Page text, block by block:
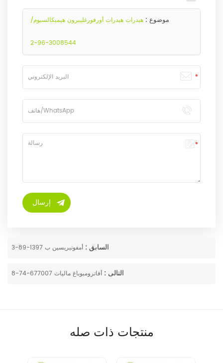
موضوع : هيدرات هيدرات أورفورغليبرون هيميكالسيوم/
3008544-96-2
السابق : أمفوتيريسين ب 1397-89-3
التالى : أفاترومبوباغ ماليات 677007-74-8
منتجات ذات صله